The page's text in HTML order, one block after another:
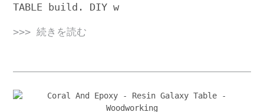
TABLE build. DIY w
>>> 続きを読む